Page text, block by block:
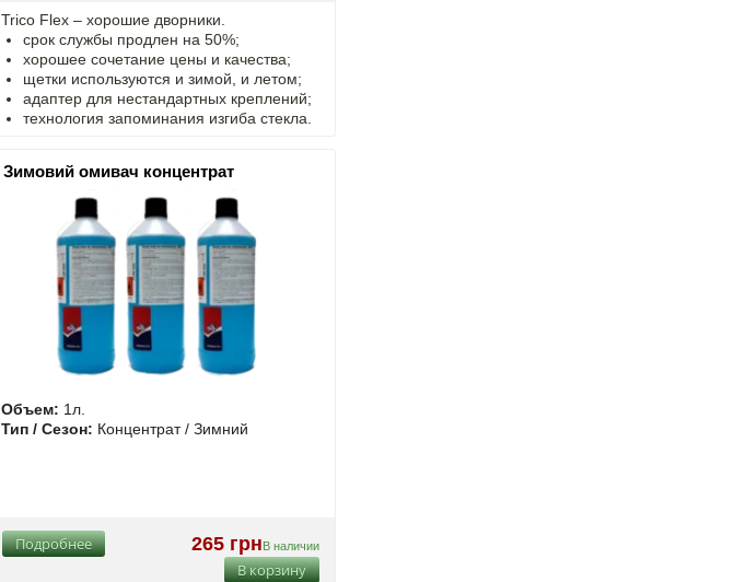
Trico Flex – хорошие дворники.
срок службы продлен на 50%;
хорошее сочетание цены и качества;
щетки используются и зимой, и летом;
адаптер для нестандартных креплений;
технология запоминания изгиба стекла.
Зимовий омивач концентрат
Объем: 1л.
Тип / Сезон: Концентрат / Зимний
265 грнВ наличии
Подробнее
В корзину